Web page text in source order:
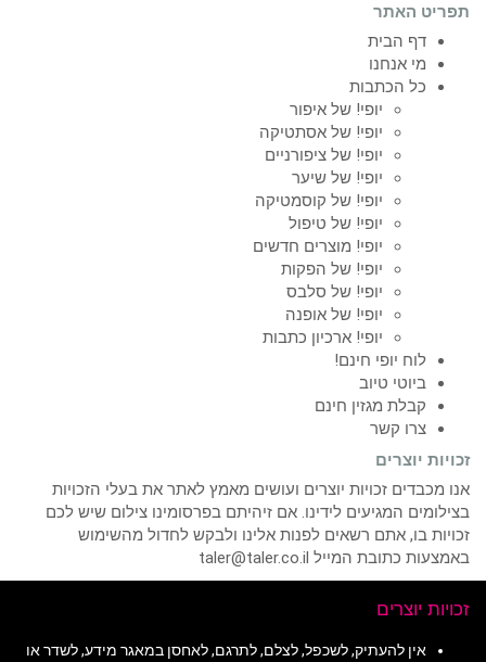
תפריט האתר
דף הבית
מי אנחנו
כל הכתבות
יופי! של איפור
יופי! של אסתטיקה
יופי! של ציפורניים
יופי! של שיער
יופי! של קוסמטיקה
יופי! של טיפול
יופי! מוצרים חדשים
יופי! של הפקות
יופי! של סלבס
יופי! של אופנה
יופי! ארכיון כתבות
לוח יופי חינם!
ביוטי טיוב
קבלת מגזין חינם
צרו קשר
זכויות יוצרים
אנו מכבדים זכויות יוצרים ועושים מאמץ לאתר את בעלי הזכויות
בצילומים המגיעים לידינו. אם זיהיתם בפרסומינו צילום שיש לכם
זכויות בו, אתם רשאים לפנות אלינו ולבקש לחדול מהשימוש
באמצעות כתובת המייל taler@taler.co.il
זכויות יוצרים
אין להעתיק, לשכפל, לצלם, לתרגם, לאחסן במאגר מידע, לשדר או